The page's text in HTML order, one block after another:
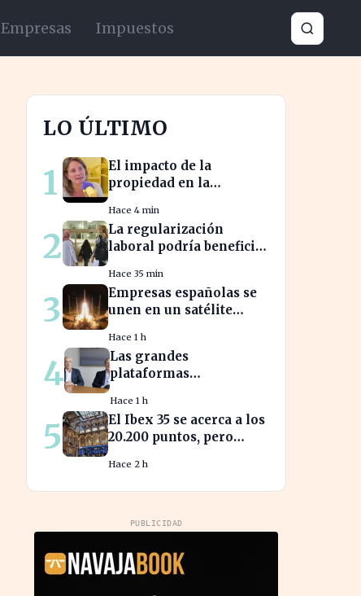
Empresas Impuestos
LO ÚLTIMO
1
El impacto de la
propiedad en la
advierten sobre su
relevancia tras los 40
Hace 4 min
2
La regularización
laboral podría beneficiar
en España este año.
Hace 35 min
3
Empresas españolas se
unen en un satélite
monitorear tormentas
europeas
Hace 1 h
4
Las grandes
plataformas
mercados privados y
redefinen la
competencia
Hace 1 h
5
El Ibex 35 se acerca a los
20.200 puntos, pero
máximos históricos
Hace 2 h
PUBLICIDAD